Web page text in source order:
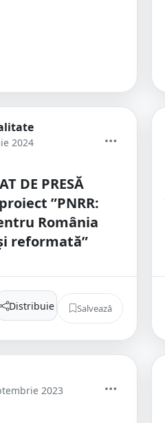
2024
DE PRESĂ
”PNRR:
România
reformată”
Distribuie Salvează
2023